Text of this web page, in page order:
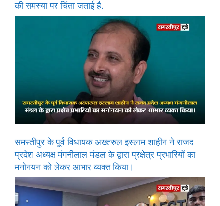
की समस्या पर चिंता जताई है.
समस्तीपुर के पूर्व विधायक अख्तरुल इस्लाम शाहीन ने राजद
प्रदेश अध्यक्ष मंगनीलाल मंडल के द्वारा प्रक्षेत्र प्रभारियों का
मनोनयन को लेकर आभार व्यक्त किया।